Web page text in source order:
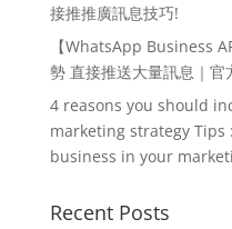
接推推廣訊息技巧!
【WhatsApp Business
勢 直接推送大量訊息｜官
4 reasons you should
marketing strategy
business in your
Recent Posts